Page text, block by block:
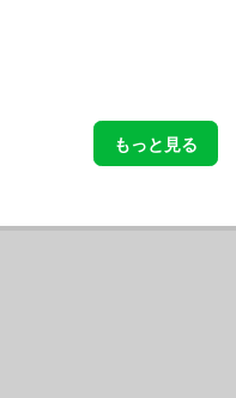
もっと見る